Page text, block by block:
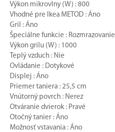
Výkon mikrovlny (W) : 800
Vhodné pre Ikea METOD : Áno
Gril : Áno
Špeciálne funkcie : Rozmrazovanie
Výkon grilu (W) : 1000
Teplý vzduch : Nie
Ovládanie : Dotykové
Displej : Áno
Priemer taniera : 25,5 cm
Vnútorný povrch : Nerez
Otváranie dvierok : Pravé
Otočný tanier : Áno
Možnosť vstavania : Áno